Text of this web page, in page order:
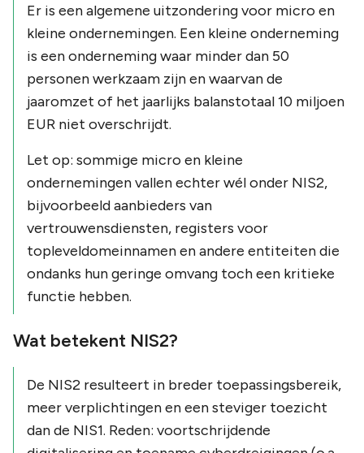
Er is een algemene uitzondering voor micro en
kleine ondernemingen. Een kleine onderneming
is een onderneming waar minder dan 50
personen werkzaam zijn en waarvan de
jaaromzet of het jaarlijks balanstotaal 10 miljoen
EUR niet overschrijdt.
Let op: sommige micro en kleine
ondernemingen vallen echter wél onder NIS2,
bijvoorbeeld aanbieders van
vertrouwensdiensten, registers voor
topleveldomeinnamen en andere entiteiten die
ondanks hun geringe omvang toch een kritieke
functie hebben.
Wat betekent NIS2?
De NIS2 resulteert in breder toepassingsbereik,
meer verplichtingen en een steviger toezicht
dan de NIS1. Reden: voortschrijdende